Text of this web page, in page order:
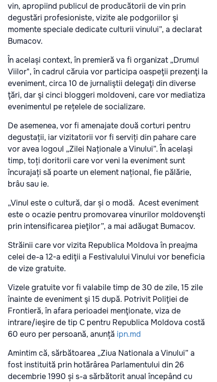
vin, apropiind publicul de producătorii de vin prin
degustări profesioniste, vizite ale podgoriilor şi
momente speciale dedicate culturii vinului”, a declarat
Bumacov.
În același context, în premieră va fi organizat „Drumul
Viilor", în cadrul căruia vor participa oaspeţii prezenţi la
eveniment, circa 10 de jurnaliştii delegaţi din diverse
ţări, dar şi cinci bloggeri moldoveni, care vor mediatiza
evenimentul pe rețelele de socializare.
De asemenea, vor fi amenajate două corturi pentru
degustații, iar vizitatorii vor fi serviți din pahare care
vor avea logoul „Zilei Naționale a Vinului”. În același
timp, toți doritorii care vor veni la eveniment sunt
încurajați să poarte un element național, fie pălărie,
brâu sau ie.
„Vinul este o cultură, dar și o modă. Acest eveniment
este o ocazie pentru promovarea vinurilor moldovenşti
prin intensificarea pieţilor”, a mai adăugat Bumacov.
Străinii care vor vizita Republica Moldova în preajma
celei de-a 12-a ediţii a Festivalului Vinului vor beneficia
de vize gratuite.
Vizele gratuite vor fi valabile timp de 30 de zile, 15 zile
înainte de eveniment şi 15 după. Potrivit Poliţiei de
Frontieră, în afara perioadei menţionate, viza de
intrare/ieşire de tip C pentru Republica Moldova costă
60 euro per persoană, anunță ipn.md
Amintim că, sărbătoarea „Ziua Nationala a Vinului” a
fost instituită prin hotărârea Parlamentului din 26
decembrie 1990 și s-a sărbătorit anual începând cu